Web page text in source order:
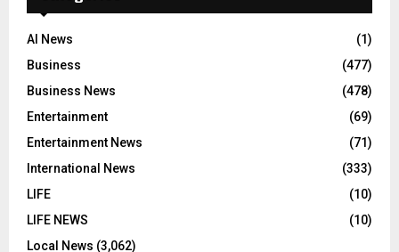
AI News
(1)
Business
(477)
Business News
(478)
Entertainment
(69)
Entertainment News
(71)
International News
(333)
LIFE
(10)
LIFE NEWS
(10)
Local News (3,062)